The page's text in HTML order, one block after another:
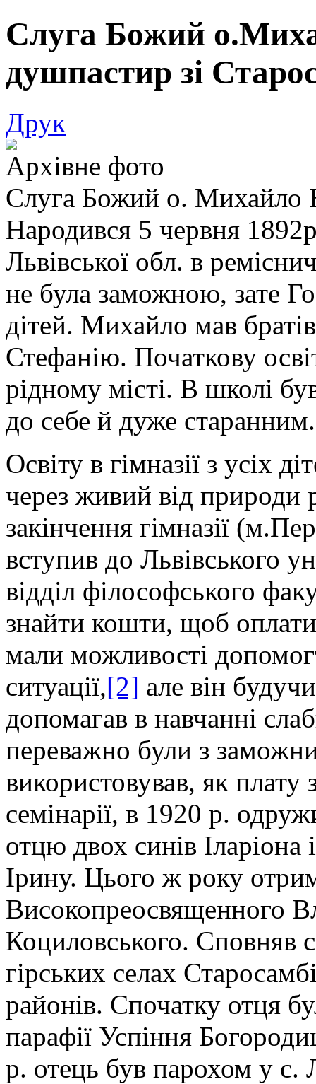
Слуга Божий
душпастир зі
Друк
Архівне фото
Слуга Божий о. Михайло
Народився 5 червня
Львівської обл. в
не була заможною, зате
дітей. Михайло мав
Стефанію. Початкову
рідному місті. В школі
до себе й дуже старанним.
Освіту в гімназії з усіх
через живий від природи
закінчення гімназії
вступив до Львівського
відділ філософського
знайти кошти, щоб
мали можливості
ситуації,[2] але він
допомагав в навчанні
переважно були з
використовував, як плату
семінарії, в 1920 р.
отцю двох синів
Ірину. Цього ж року
Високопреосвященного
Коциловського. Сповняв
гірських селах
районів. Спочатку отця
парафії Успіння
р. отець був парохом у